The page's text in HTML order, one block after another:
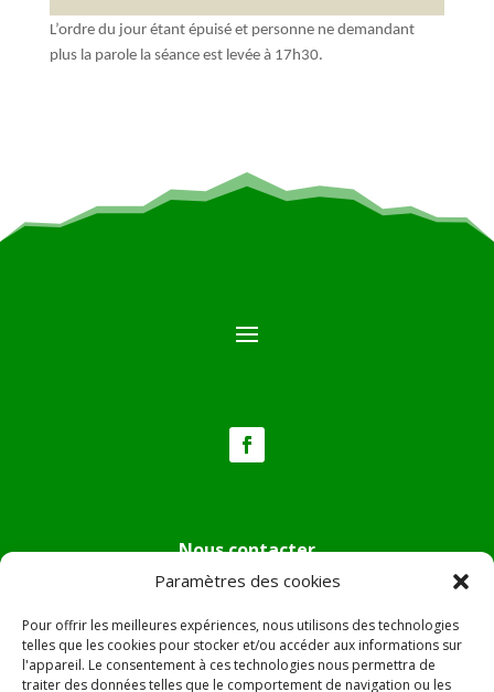
Paramètres des cookies
Pour offrir les meilleures expériences, nous utilisons des technologies
telles que les cookies pour stocker et/ou accéder aux informations sur
l'appareil. Le consentement à ces technologies nous permettra de
traiter des données telles que le comportement de navigation ou les
L’ordre du jour étant épuisé et personne ne demandant
plus la parole la séance est levée à 17h30.
Nous contacter
Tél :04.95.36.24.02
Mail:
mairie.pietradiverde@wanadoo.fr
Adresse :Hôtel de ville de Pietra di Verde
Le village